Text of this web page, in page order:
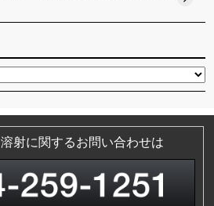
溶射に関するお問い合わせは